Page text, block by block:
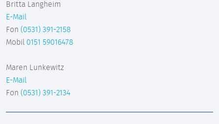
Britta Langheim
E-Mail
Fon (0531) 391-2158
Mobil 0151 59016478
Maren Lunkewitz
E-Mail
Fon (0531) 391-2134